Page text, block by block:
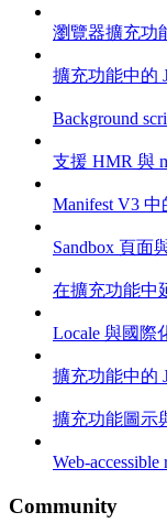
瀏覽器擴充功
擴充功能中的
Background
支援 HMR 與
Manifest V3 中
Sandbox 頁面
在擴充功能中
Locale 與國際
擴充功能中的
擴充功能圖示
Web-
Community